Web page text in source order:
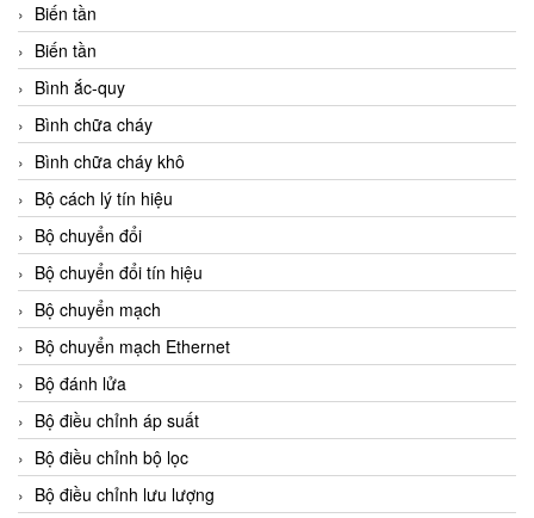
Biến tần
Biến tần
Bình ắc-quy
Bình chữa cháy
Bình chữa cháy khô
Bộ cách lý tín hiệu
Bộ chuyển đổi
Bộ chuyển đổi tín hiệu
Bộ chuyển mạch
Bộ chuyển mạch Ethernet
Bộ đánh lửa
Bộ điều chỉnh áp suất
Bộ điều chỉnh bộ lọc
Bộ điều chỉnh lưu lượng